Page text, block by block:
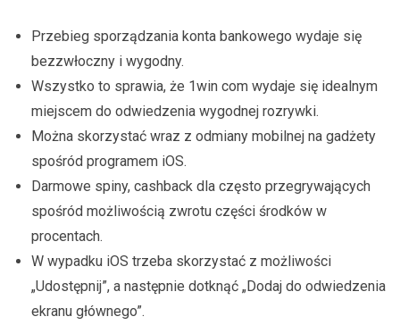
Przebieg sporządzania konta bankowego wydaje się
bezzwłoczny i wygodny.
Wszystko to sprawia, że 1win com wydaje się idealnym
miejscem do odwiedzenia wygodnej rozrywki.
Można skorzystać wraz z odmiany mobilnej na gadżety
spośród programem iOS.
Darmowe spiny, cashback dla często przegrywających
spośród możliwością zwrotu części środków w
procentach.
W wypadku iOS trzeba skorzystać z możliwości
„Udostępnij”, a następnie dotknąć „Dodaj do odwiedzenia
ekranu głównego”.